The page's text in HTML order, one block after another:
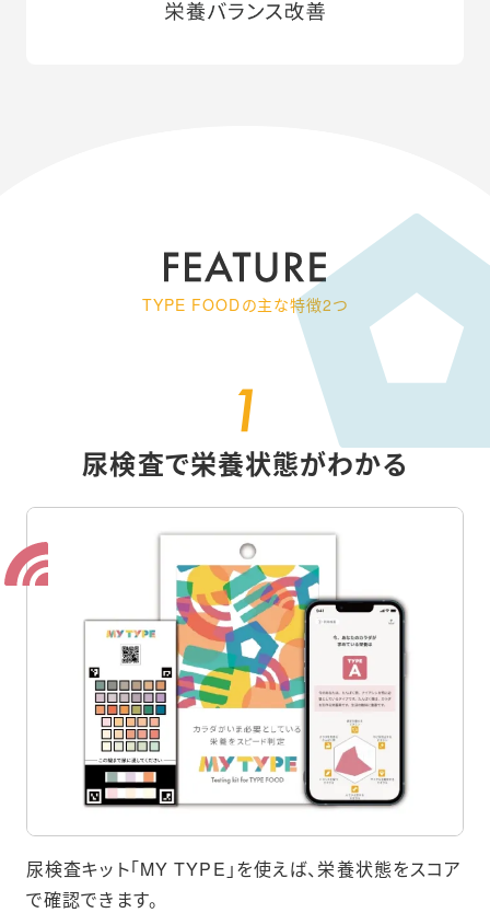
TYPE FOODの主な特徴2つ
尿検査で栄養状態がわかる
尿検査キット｢MY TYPE」を使えば、栄養状態をスコア
で確認できます。